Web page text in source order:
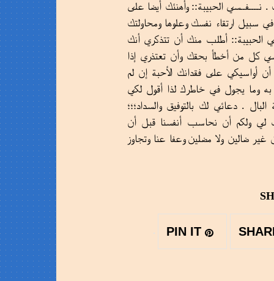
الحبيبة:: وأهنئك أيضا على
سبيل ارتقاء نفسك وعلوها ومحاولتك
الحبيبة:: أطلب منك أن تتذكري أنك
كل من أخطأ بحقك وأن تعتذري إذا
أواسيكي على فقدانك الأحبة إن لم
به وما يجول في خاطرك لذا أقول لكي
. دعائي لك بالتوفيق والسداد؛؛؛
لي ولكم أن نحاسب أنفسنا قبل أن
ضالين ولا مضلين وعفا عنا وتجاوز
PIN IT